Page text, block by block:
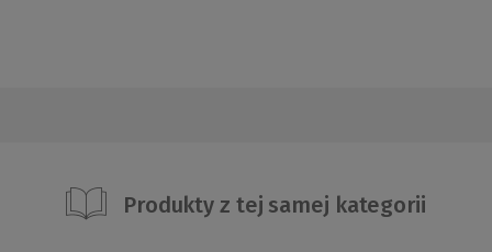
Produkty z tej samej kategorii